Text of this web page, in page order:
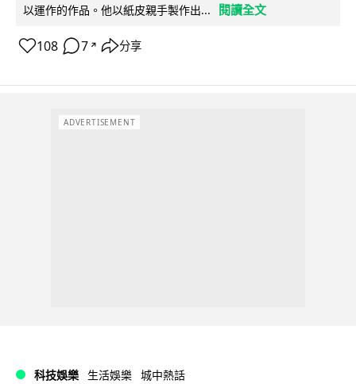
以運作的作品。他以紙皮親手製作出...
閱讀全文
108 7 ↗ 分享
ADVERTISEMENT
科技娛樂 生活娛樂 城中熱話